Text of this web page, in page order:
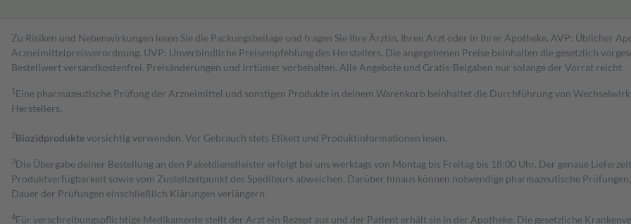
Zu Risiken und Nebenwirkungen lesen Sie die Packungsbeilage und fragen Sie Ihre Ärztin, Ihren Arzt oder in Ihrer Apotheke. AVP: Üblicher
Arzneimittelpreisverordnung. UVP: Unverbindliche Preisempfehlung des Herstellers. Die angegebenen Preise beinhalten die gesetzlich
Bestell­wert versand­kosten­frei. Preisänderungen und Irrtümer vorbehalten. Alle Angebote und Gratis-Beigaben nur solange der Vorrat reicht.
1 Eine pharmazeutische Prüfung der Arzneimittel und sonstigen Produkte in deinem Warenkorb beinhaltet die Durchführung von
Herstellers.
2Biozidproduktevorsichtig verwenden. Vor Gebrauch stets Etikett und Produktinformationen lesen.
3Die Übergabe deiner Bestellung an den Paketdienstleister erfolgt bei uns werktags von Montag bis Freitag bis 18:00 Uhr. Der genaue
Produktverfügbarkeit sowie vom Zustellzeitpunkt des Spediteurs abweichen. Darüber hinaus können notwendige pharmazeutische
Dauer der Prüfungen einschließlich Klärungen verlängern.
4Für verschreibungspflichtige Medikamente stellt der Arzt ein Rezept aus und der Patient erhält sie in der Apotheke. Die gesetzliche